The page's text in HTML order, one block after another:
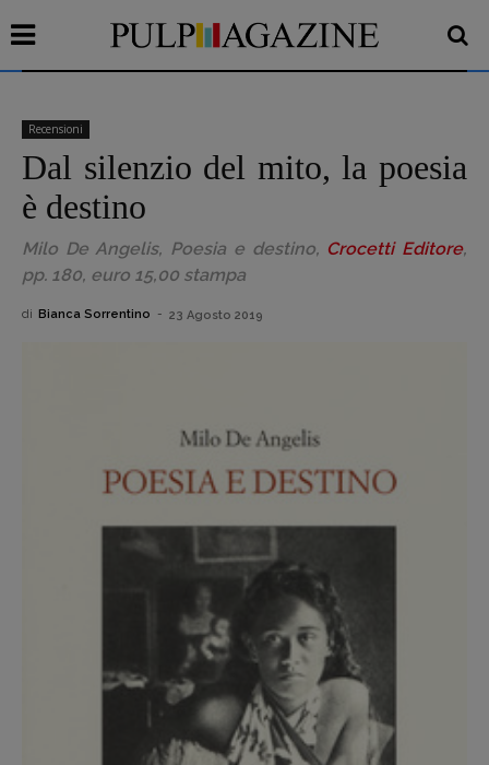
Recensioni
Dal silenzio del mito, la poesia
è destino
Milo De Angelis, Poesia e destino, Crocetti Editore,
pp. 180, euro 15,00 stampa
di Bianca Sorrentino - 23 Agosto 2019